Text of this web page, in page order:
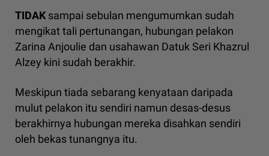
TIDAK sampai sebulan mengumumkan sudah
mengikat tali pertunangan, hubungan pelakon
Zarina Anjoulie dan usahawan Datuk Seri Khazrul
Alzey kini sudah berakhir.
Meskipun tiada sebarang kenyataan daripada
mulut pelakon itu sendiri namun desas-desus
berakhirnya hubungan mereka disahkan sendiri
oleh bekas tunangnya itu.